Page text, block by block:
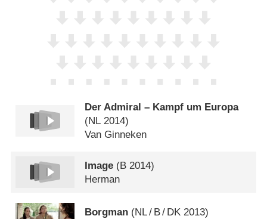
Der Admiral – Kampf um Europa
(NL 2014)
Van Ginneken
Image (B 2014)
Herman
Borgman (NL/ B/ DK 2013)